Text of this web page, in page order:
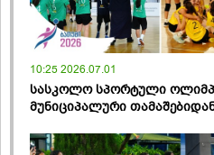
10:25 2026.07.01
სასკოლო სპორტული
მუნიციპალური